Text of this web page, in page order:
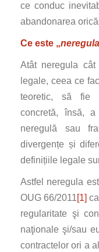
ce conduc
abandonarea
Ce este „neregula
Atât neregula
legale, ceea ce
teoretic, să fie
concretă, însă,
neregulă sau
divergențe și
definițiile legale
Astfel neregula
OUG 66/2011[1]
regularitate şi
naţionale şi/sau
contractelor ori a